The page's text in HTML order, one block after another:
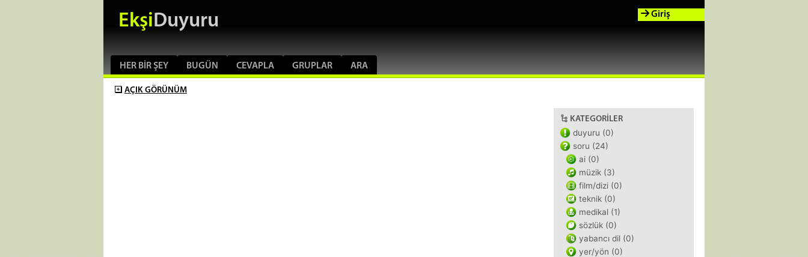
EkşiDuyuru
HER BIR ŞEY BUGÜN CEVAPLA GRUPLAR ARA
Giriş
AÇIK GÖRÜNÜM
KATEGORILER
duyuru (0)
soru (24)
ai (0)
müzik (3)
film/dizi (0)
teknik (0)
medikal (1)
sözlük (0)
yabancı dil (0)
yer/yön (0)